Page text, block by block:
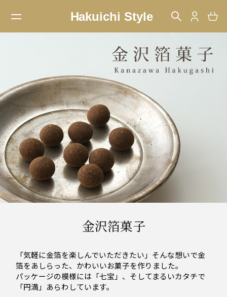
金沢箔菓子
「気軽に金箔を楽しんでいただきたい」そんな想いで金
箔をあしらった、かわいいお菓子を作りました。
パッケージの模様には「七宝」、そしてまるいカタチで
「円満」あらわしています。